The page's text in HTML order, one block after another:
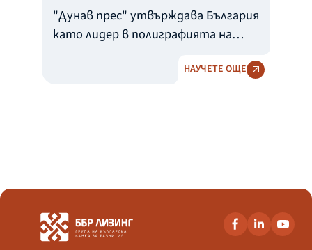
"Дунав прес" утвърждава България
като лидер в полиграфията на
НАУЧЕТЕ ОЩЕ